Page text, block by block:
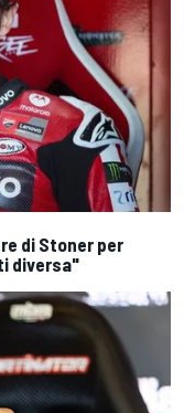
di Stoner per
diversa"